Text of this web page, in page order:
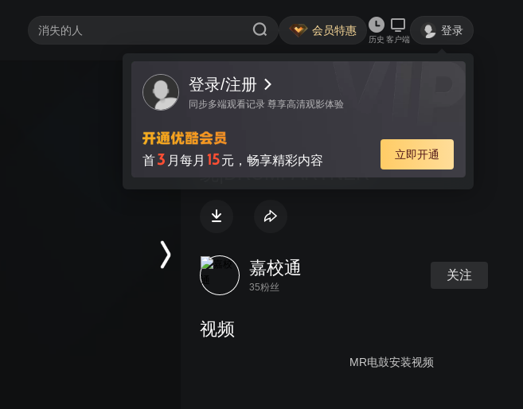
会员特惠
历史 客户端
登录
登录/注册
同步多端观看记录 尊享高清观影体验
首3 月每月 15元，畅享精彩内容 立即开通
视频 讨论
DP多媒体语音教学系
统|DRUMPARTNER
嘉校通
35粉丝
关注
视频
MR电鼓安装视频